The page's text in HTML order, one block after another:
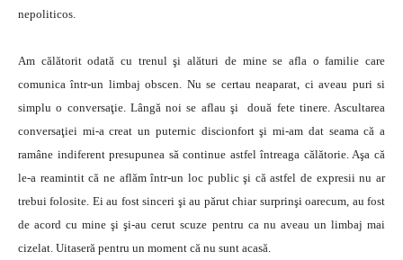
nepoliticos.
Am călătorit odată cu trenul şi alături de mine se afla o familie care
comunica într-un limbaj obscen. Nu se certau neaparat, ci aveau puri si
simplu o conversaţie. Lângă noi se aflau şi două fete tinere. Ascultarea
conversaţiei mi-a creat un puternic discionfort şi mi-am dat seama că a
ramâne indiferent presupunea să continue astfel întreaga călătorie. Aşa că
le-a reamintit că ne aflăm într-un loc public şi că astfel de expresii nu ar
trebui folosite. Ei au fost sinceri şi au părut chiar surprinşi oarecum, au fost
de acord cu mine şi şi-au cerut scuze pentru ca nu aveau un limbaj mai
cizelat. Uitaseră pentru un moment că nu sunt acasă.